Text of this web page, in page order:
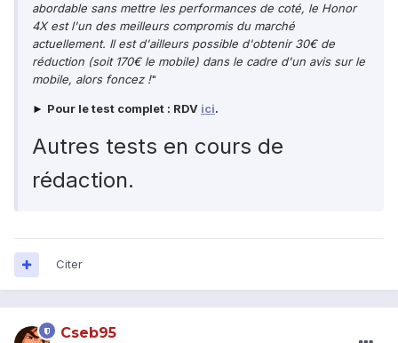
abordable sans mettre les performances de coté, le Honor
4X est l'un des meilleurs compromis du marché
actuellement. Il est d'ailleurs possible d'obtenir 30€ de
réduction (soit 170€ le mobile) dans le cadre d'un avis sur le
mobile, alors foncez !"
► Pour le test complet : RDV ici.
Autres tests en cours de
rédaction.
Citer
Cseb95